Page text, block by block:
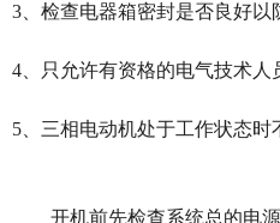
3、检查电器箱密封是否良好以
4、只允许有资格的电气技术人
5、三相电动机处于工作状态时
开机前先检查系统总的电